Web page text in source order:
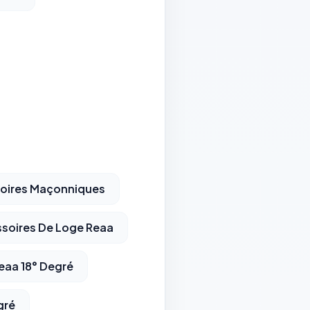
Maçonniques
De Loge Reaa
18° Degré